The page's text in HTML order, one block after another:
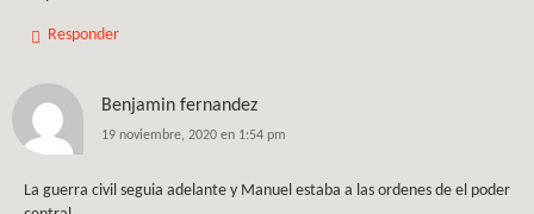
Responder
Benjamin fernandez
19 noviembre, 2020 en 1:54 pm
La guerra civil seguia adelante y Manuel estaba a las ordenes de el poder